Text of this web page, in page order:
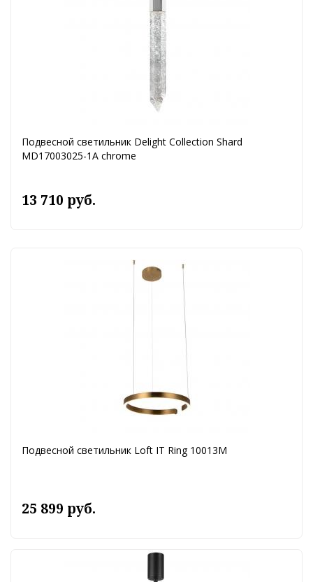
Подвесной светильник Delight Collection Shard
MD17003025-1A chrome
13 710 руб.
Подвесной светильник Loft IT Ring 10013M
25 899 руб.